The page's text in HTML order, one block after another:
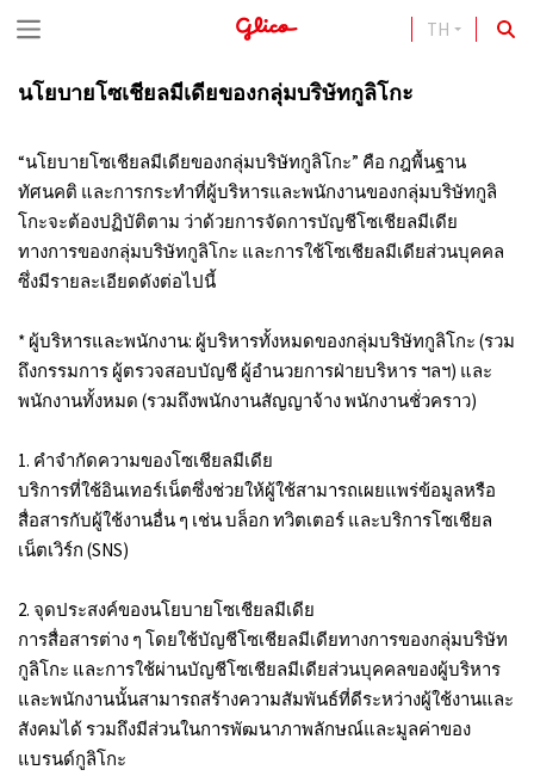
S
k
t
o
c
n
t
n
t
TH
นโยบายโซเชียลมีเดียของกลุ่มบริษัทกูลิโกะ
“นโยบายโซเชียลมีเดียของกลุ่มบริษัทกูลิโกะ” คือ กฎพื้นฐาน
ทัศนคติ และการกระทำที่ผู้บริหารและพนักงานของกลุ่มบริษัทกูลิ
โกะจะต้องปฏิบัติตาม ว่าด้วยการจัดการบัญชีโซเชียลมีเดีย
ทางการของกลุ่มบริษัทกูลิโกะ และการใช้โซเชียลมีเดียส่วนบุคคล
ซึ่งมีรายละเอียดดังต่อไปนี้
* ผู้บริหารและพนักงาน: ผู้บริหารทั้งหมดของกลุ่มบริษัทกูลิโกะ (รวม
ถึงกรรมการ ผู้ตรวจสอบบัญชี ผู้อำนวยการฝ่ายบริหาร ฯลฯ) และ
พนักงานทั้งหมด (รวมถึงพนักงานสัญญาจ้าง พนักงานชั่วคราว)
1. คำจำกัดความของโซเชียลมีเดีย
บริการที่ใช้อินเทอร์เน็ตซึ่งช่วยให้ผู้ใช้สามารถเผยแพร่ข้อมูลหรือ
สื่อสารกับผู้ใช้งานอื่น ๆ เช่น บล็อก ทวิตเตอร์ และบริการโซเชียล
เน็ตเวิร์ก (SNS)
2. จุดประสงค์ของนโยบายโซเชียลมีเดีย
การสื่อสารต่าง ๆ โดยใช้บัญชีโซเชียลมีเดียทางการของกลุ่มบริษัท
กูลิโกะ และการใช้ผ่านบัญชีโซเชียลมีเดียส่วนบุคคลของผู้บริหาร
และพนักงานนั้นสามารถสร้างความสัมพันธ์ที่ดีระหว่างผู้ใช้งานและ
สังคมได้ รวมถึงมีส่วนในการพัฒนาภาพลักษณ์และมูลค่าของ
แบรนด์กูลิโกะ